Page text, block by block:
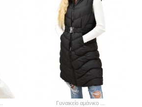
γυναικείο αμάνικο ...